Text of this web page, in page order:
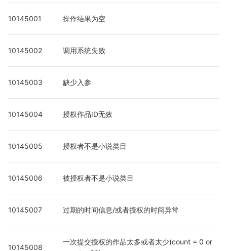
10145001 操作结果为空
10145002 调用系统失败
10145003 缺少入参
10145004 授权作品ID无效
10145005 授权者不是小说类目
10145006 被授权者不是小说类目
10145007 过期的时间信息/或者授权的时间异常
10145008
一次提交授权的作品太多或者太少(count = 0 or